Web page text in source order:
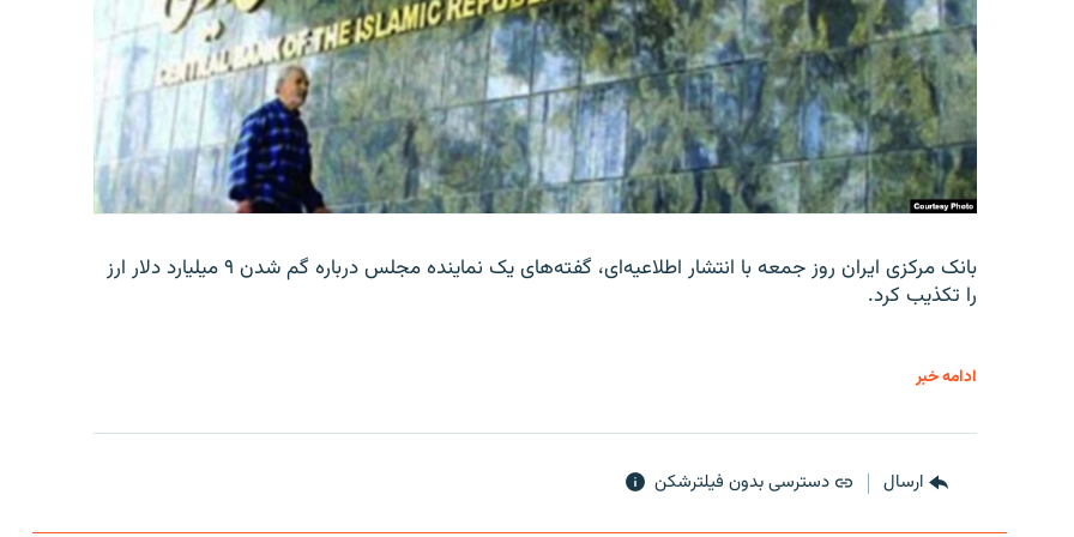
بانک مرکزی ایران روز جمعه با انتشار اطلاعیه‌ای، گفته‌های یک نماینده مجلس درباره گم شدن ۹ میلیارد دلار ارز
را تکذیب کرد.
ادامه خبر
ارسال دسترسی بدون فیلترشکن